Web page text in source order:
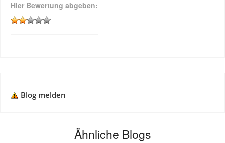
Hier Bewertung abgeben:
Blog melden
Ähnliche Blogs